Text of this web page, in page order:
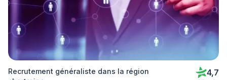
Recrutement généraliste dans la région
4,7